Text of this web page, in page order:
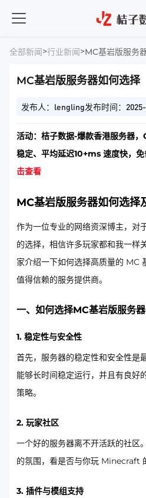
全部新闻>行业新闻>MC基岩版服务
MC基岩版服务器如何选择
发布人：lengling发布时间：
活动：桔子数据-爆款香港服务器
稳定、平均延迟10+ms 速度快，免
击查看
MC基岩版服务器如何选择
作为一位专业的网络资深博主，
的选择，相信许多玩家都和我一样
家介绍一下如何选择高质量的 MC
值得信赖的服务提供商。
一、如何选择MC基岩版服务器
1. 稳定性与安全性
首先，服务器的稳定性和安全性是
能够长时间稳定运行，并且有良
策略。
2. 玩家社区
一个好的服务器离不开活跃的社区
的氛围，看是否与你玩 Minecraft
3. 插件与模组支持